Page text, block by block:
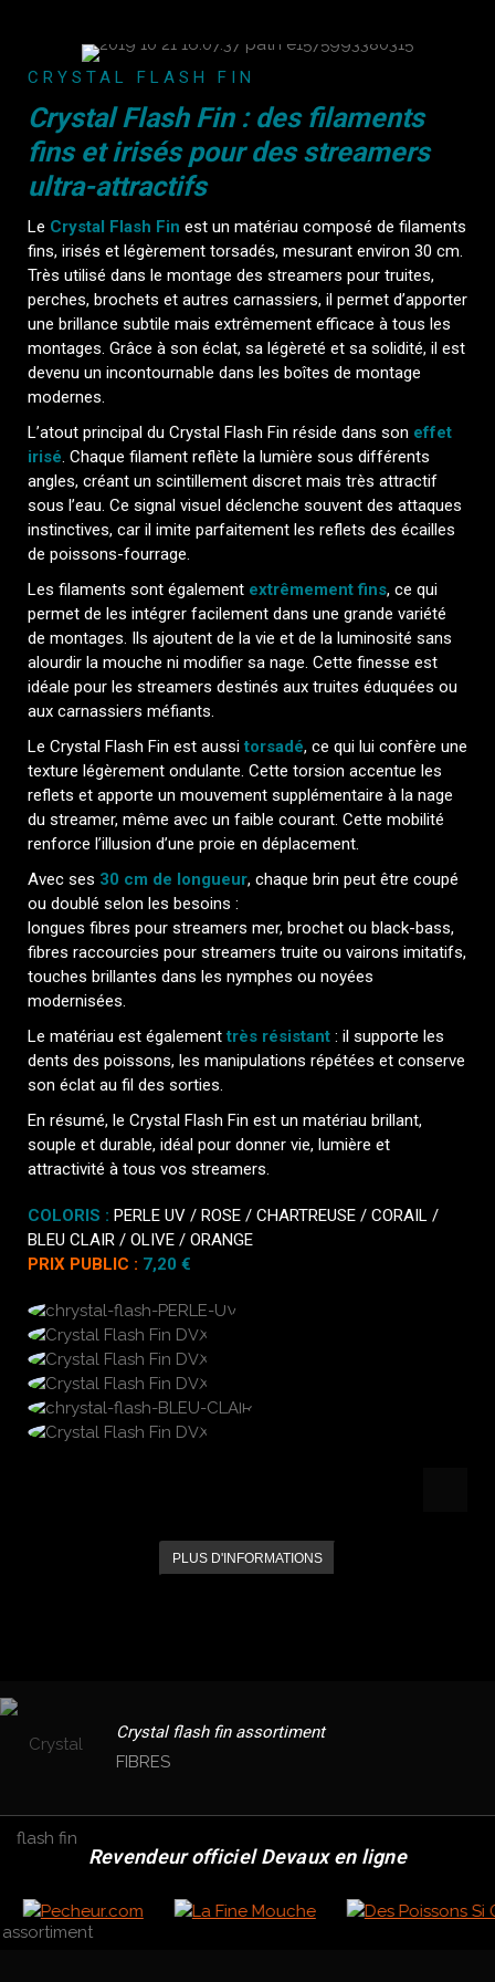
CRYSTAL FLASH FIN
Crystal Flash Fin : des filaments
fins et irisés pour des streamers
ultra-attractifs
Le Crystal Flash Fin est un matériau composé de filaments
fins, irisés et légèrement torsadés, mesurant environ 30 cm.
Très utilisé dans le montage des streamers pour truites,
perches, brochets et autres carnassiers, il permet d’apporter
une brillance subtile mais extrêmement efficace à tous les
montages. Grâce à son éclat, sa légèreté et sa solidité, il est
devenu un incontournable dans les boîtes de montage
modernes.
L’atout principal du Crystal Flash Fin réside dans son effet
irisé. Chaque filament reflète la lumière sous différents
angles, créant un scintillement discret mais très attractif
sous l’eau. Ce signal visuel déclenche souvent des attaques
instinctives, car il imite parfaitement les reflets des écailles
de poissons-fourrage.
Les filaments sont également extrêmement fins, ce qui
permet de les intégrer facilement dans une grande variété
de montages. Ils ajoutent de la vie et de la luminosité sans
alourdir la mouche ni modifier sa nage. Cette finesse est
idéale pour les streamers destinés aux truites éduquées ou
aux carnassiers méfiants.
Le Crystal Flash Fin est aussi torsadé, ce qui lui confère une
texture légèrement ondulante. Cette torsion accentue les
reflets et apporte un mouvement supplémentaire à la nage
du streamer, même avec un faible courant. Cette mobilité
renforce l’illusion d’une proie en déplacement.
Avec ses 30 cm de longueur, chaque brin peut être coupé
ou doublé selon les besoins :
longues fibres pour streamers mer, brochet ou black-bass,
fibres raccourcies pour streamers truite ou vairons imitatifs,
touches brillantes dans les nymphes ou noyées
modernisées.
Le matériau est également très résistant : il supporte les
dents des poissons, les manipulations répétées et conserve
son éclat au fil des sorties.
En résumé, le Crystal Flash Fin est un matériau brillant,
souple et durable, idéal pour donner vie, lumière et
attractivité à tous vos streamers.
COLORIS : PERLE UV / ROSE / CHARTREUSE / CORAIL /
BLEU CLAIR / OLIVE / ORANGE
PRIX PUBLIC : 7,20 €
PLUS D'INFORMATIONS
Crystal flash fin assortiment
FIBRES
Revendeur officiel Devaux en ligne